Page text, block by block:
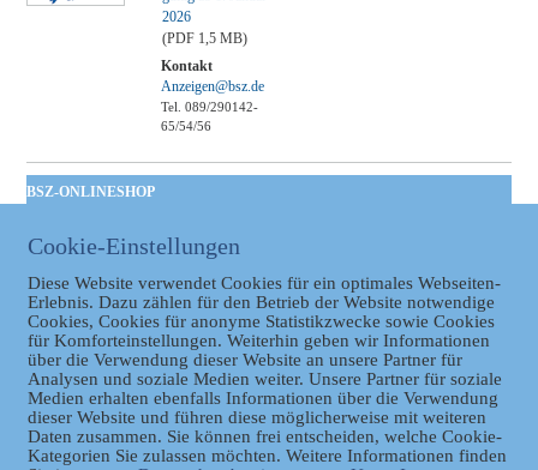
2026
(PDF 1,5 MB)
Kontakt
Anzeigen@bsz.de
Tel. 089/290142-
65/54/56
BSZ-ONLINESHOP
Taschenbuch
GVBl | Einbanddecke
Datenschutz
Cookie-Einstellungen
Diese Website verwendet Cookies für ein optimales Webseiten-
Erlebnis. Dazu zählen für den Betrieb der Website notwendige
Cookies, Cookies für anonyme Statistikzwecke sowie Cookies
für Komforteinstellungen. Weiterhin geben wir Informationen
über die Verwendung dieser Website an unsere Partner für
Analysen und soziale Medien weiter. Unsere Partner für soziale
Medien erhalten ebenfalls Informationen über die Verwendung
dieser Website und führen diese möglicherweise mit weiteren
Daten zusammen. Sie können frei entscheiden, welche Cookie-
Kategorien Sie zulassen möchten. Weitere Informationen finden